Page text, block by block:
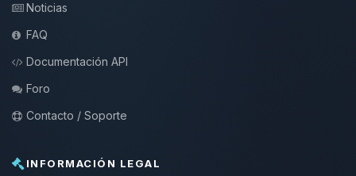
Noticias
FAQ
Documentación API
Foro
Contacto / Soporte
INFORMACIÓN LEGAL